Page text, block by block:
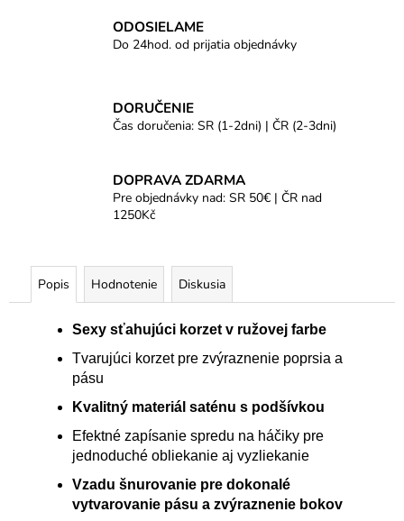
ODOSIELAME
Do 24hod. od prijatia objednávky
DORUČENIE
Čas doručenia: SR (1-2dni) | ČR (2-3dni)
DOPRAVA ZDARMA
Pre objednávky nad: SR 50€ | ČR nad
1250Kč
Popis Hodnotenie Diskusia
Sexy sťahujúci korzet v ružovej farbe
Tvarujúci korzet pre zvýraznenie poprsia a
pásu
Kvalitný materiál saténu s podšívkou
Efektné zapísanie spredu na háčiky pre
jednoduché obliekanie aj vyzliekanie
Vzadu šnurovanie pre dokonalé
vytvarovanie pásu a zvýraznenie bokov